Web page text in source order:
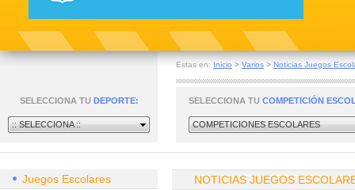
Estas en: Inicio > Varios > Noticias Juegos
SELECCIONA TU DEPORTE:
:: SELECCIONA ::
SELECCIONA TU COMPETICIÓN
COMPETICIONES ESCOLARES
Juegos Escolares NOTICIAS JUEGOS